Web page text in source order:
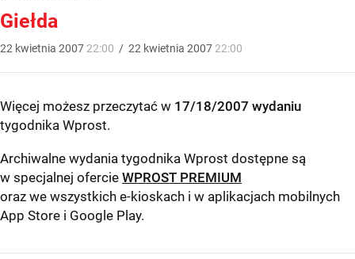
Giełda
22 kwietnia 2007 22:00 / 22 kwietnia 2007 22:00
Więcej możesz przeczytać w 17/18/2007 wydaniu
tygodnika Wprost.
Archiwalne wydania tygodnika Wprost dostępne są
w specjalnej ofercie WPROST PREMIUM
oraz we wszystkich e-kioskach i w aplikacjach mobilnych
App Store i Google Play.